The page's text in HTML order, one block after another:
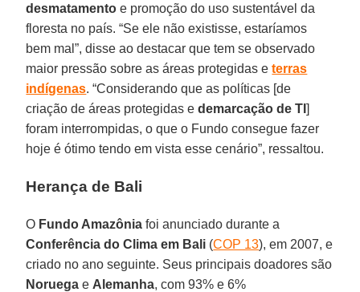
desmatamento e promoção do uso sustentável da
floresta no país. “Se ele não existisse, estaríamos
bem mal”, disse ao destacar que tem se observado
maior pressão sobre as áreas protegidas eterras
indígenas. “Considerando que as políticas [de
criação de áreas protegidas edemarcação de TI]
foram interrompidas, o que o Fundo consegue fazer
hoje é ótimo tendo em vista esse cenário”, ressaltou.
Herança de Bali
O Fundo Amazônia foi anunciado durante a
Conferência do Clima em Bali (COP 13), em 2007, e
criado no ano seguinte. Seus principais doadores são
Noruega e Alemanha, com 93% e 6%